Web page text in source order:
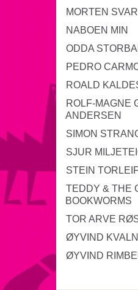
MORTEN
NABOEN MIN
ODDA
PEDRO
ROALD
ROLF-MAGNE
ANDERSEN
SIMON
SJUR
STEIN
TEDDY & THE
BOOKWORMS
TOR ARVE
ØYVIND
ØYVIND